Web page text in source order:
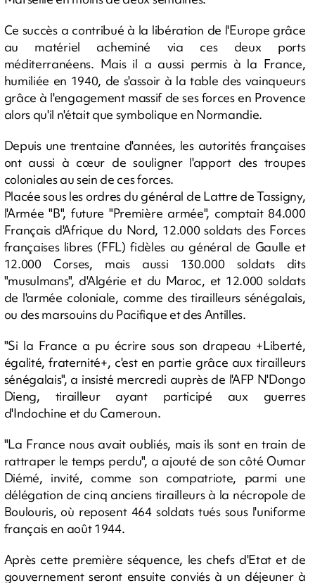
Ce succès a contribué à la libération de l'Europe grâce
au matériel acheminé via ces deux ports
méditerranéens. Mais il a aussi permis à la France,
humiliée en 1940, de s'assoir à la table des vainqueurs
grâce à l'engagement massif de ses forces en Provence
alors qu'il n'était que symbolique en Normandie.
Depuis une trentaine d'années, les autorités françaises
ont aussi à cœur de souligner l'apport des troupes
coloniales au sein de ces forces.
Placée sous les ordres du général de Lattre de Tassigny,
l'Armée "B", future "Première armée", comptait 84.000
Français d'Afrique du Nord, 12.000 soldats des Forces
françaises libres (FFL) fidèles au général de Gaulle et
12.000 Corses, mais aussi 130.000 soldats dits
"musulmans", d'Algérie et du Maroc, et 12.000 soldats
de l'armée coloniale, comme des tirailleurs sénégalais,
ou des marsouins du Pacifique et des Antilles.
"Si la France a pu écrire sous son drapeau +Liberté,
égalité, fraternité+, c'est en partie grâce aux tirailleurs
sénégalais", a insisté mercredi auprès de l'AFP N'Dongo
Dieng, tirailleur ayant participé aux guerres
d'Indochine et du Cameroun.
"La France nous avait oubliés, mais ils sont en train de
rattraper le temps perdu", a ajouté de son côté Oumar
Diémé, invité, comme son compatriote, parmi une
délégation de cinq anciens tirailleurs à la nécropole de
Boulouris, où reposent 464 soldats tués sous l'uniforme
français en août 1944.
Après cette première séquence, les chefs d'Etat et de
gouvernement seront ensuite conviés à un déjeuner à